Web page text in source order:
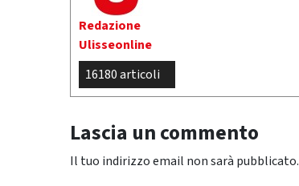
Redazione
Ulisseonline
16180 articoli
Lascia un commento
Il tuo indirizzo email non sarà pubblicato.